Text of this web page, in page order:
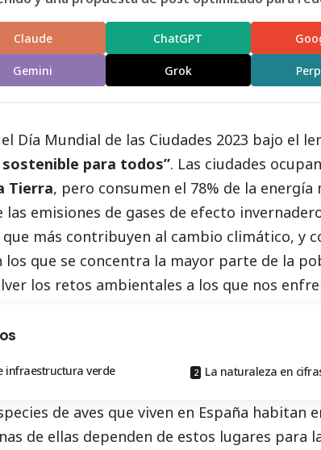
Claude ChatGPT
Gemini Grok
Día Mundial de las Ciudades 2023 bajo el
para todos”. Las ciudades
Tierra, pero consumen el 78% de la
las emisiones de gases de efecto
más contribuyen al cambio climático, y
los que se concentra la mayor parte de la
los retos ambientales a los que nos
infraestructura verde La naturaleza en
de aves que viven en España habitan
de ellas dependen de estos lugares para